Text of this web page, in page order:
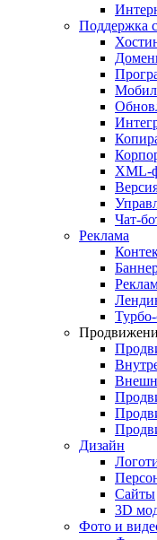
Поддержка
XML-
Чат-
Реклама
Дизайн
Сайты
3D
Фото и